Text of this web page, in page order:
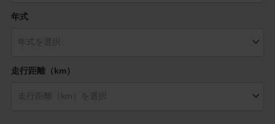
年式
走行距離（km）